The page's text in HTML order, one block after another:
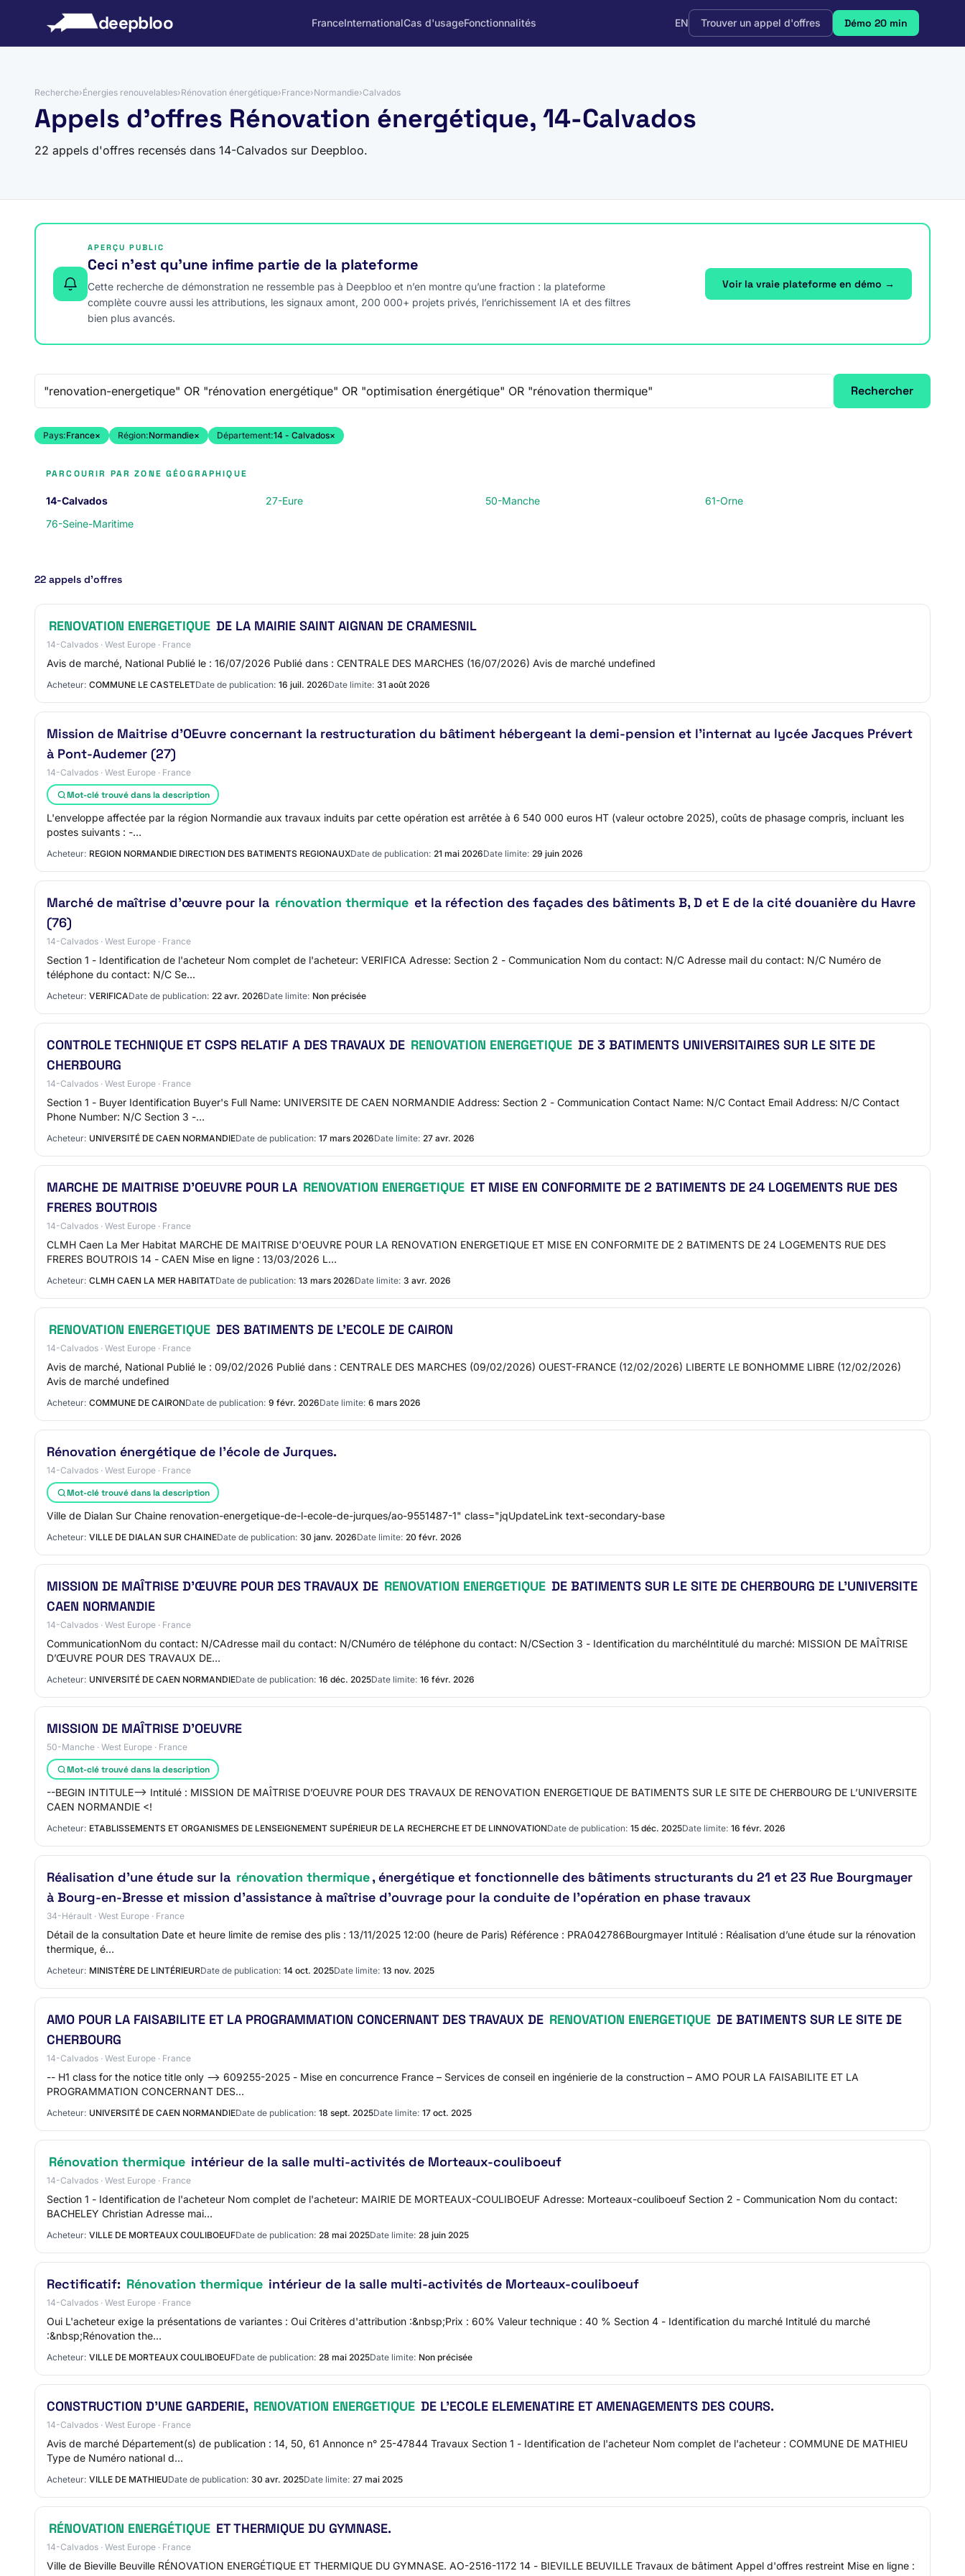
deepbloo FranceInternationalCas d'usageFonctionnalités EN Trouver un appel d'offres Démo 20 min
Recherche›Énergies renouvelables›Rénovation énergétique›France›Normandie›Calvados
Appels d'offres Rénovation énergétique, 14-Calvados
22 appels d'offres recensés dans 14-Calvados sur Deepbloo.
APERÇU PUBLIC
Ceci n’est qu’une infime partie de la plateforme
Cette recherche de démonstration ne ressemble pas à Deepbloo et n’en montre qu’une fraction : la plateforme
complète couvre aussi les attributions, les signaux amont, 200 000+ projets privés, l’enrichissement IA et des filtres
bien plus avancés.
Voir la vraie plateforme en démo →
Rechercher
Pays:France× Région:Normandie× Département:14 - Calvados×
PARCOURIR PAR ZONE GÉOGRAPHIQUE
14-Calvados 27-Eure 50-Manche
61-Orne
76-Seine-Maritime
22 appels d’offres
RENOVATION ENERGETIQUE DE LA MAIRIE SAINT AIGNAN DE CRAMESNIL
14-Calvados · West Europe · France
Avis de marché, National Publié le : 16/07/2026 Publié dans : CENTRALE DES MARCHES (16/07/2026) Avis de marché undefined
Acheteur: COMMUNE LE CASTELETDate de publication: 16 juil. 2026Date limite: 31 août 2026
Mission de Maitrise d'OEuvre concernant la restructuration du bâtiment hébergeant la demi-pension et l'internat au lycée Jacques Prévert
à Pont-Audemer (27)
14-Calvados · West Europe · France
Mot-clé trouvé dans la description
L'enveloppe affectée par la région Normandie aux travaux induits par cette opération est arrêtée à 6 540 000 euros HT (valeur octobre 2025), coûts de phasage compris, incluant les
postes suivants : -…
Acheteur: REGION NORMANDIE DIRECTION DES BATIMENTS REGIONAUXDate de publication: 21 mai 2026Date limite: 29 juin 2026
Marché de maîtrise d'œuvre pour la rénovation thermique et la réfection des façades des bâtiments B, D et E de la cité douanière du Havre
(76)
14-Calvados · West Europe · France
Section 1 - Identification de l'acheteur Nom complet de l'acheteur: VERIFICA Adresse: Section 2 - Communication Nom du contact: N/C Adresse mail du contact: N/C Numéro de
téléphone du contact: N/C Se…
Acheteur: VERIFICADate de publication: 22 avr. 2026Date limite: Non précisée
CONTROLE TECHNIQUE ET CSPS RELATIF A DES TRAVAUX DE RENOVATION ENERGETIQUE DE 3 BATIMENTS UNIVERSITAIRES SUR LE SITE DE
CHERBOURG
14-Calvados · West Europe · France
Section 1 - Buyer Identification Buyer's Full Name: UNIVERSITE DE CAEN NORMANDIE Address: Section 2 - Communication Contact Name: N/C Contact Email Address: N/C Contact
Phone Number: N/C Section 3 -…
Acheteur: UNIVERSITÉ DE CAEN NORMANDIEDate de publication: 17 mars 2026Date limite: 27 avr. 2026
MARCHE DE MAITRISE D'OEUVRE POUR LA RENOVATION ENERGETIQUE ET MISE EN CONFORMITE DE 2 BATIMENTS DE 24 LOGEMENTS RUE DES
FRERES BOUTROIS
14-Calvados · West Europe · France
CLMH Caen La Mer Habitat MARCHE DE MAITRISE D'OEUVRE POUR LA RENOVATION ENERGETIQUE ET MISE EN CONFORMITE DE 2 BATIMENTS DE 24 LOGEMENTS RUE DES
FRERES BOUTROIS 14 - CAEN Mise en ligne : 13/03/2026 L…
Acheteur: CLMH CAEN LA MER HABITATDate de publication: 13 mars 2026Date limite: 3 avr. 2026
RENOVATION ENERGETIQUE DES BATIMENTS DE L'ECOLE DE CAIRON
14-Calvados · West Europe · France
Avis de marché, National Publié le : 09/02/2026 Publié dans : CENTRALE DES MARCHES (09/02/2026) OUEST-FRANCE (12/02/2026) LIBERTE LE BONHOMME LIBRE (12/02/2026)
Avis de marché undefined
Acheteur: COMMUNE DE CAIRONDate de publication: 9 févr. 2026Date limite: 6 mars 2026
Rénovation énergétique de l'école de Jurques.
14-Calvados · West Europe · France
Mot-clé trouvé dans la description
Ville de Dialan Sur Chaine renovation-energetique-de-l-ecole-de-jurques/ao-9551487-1" class="jqUpdateLink text-secondary-base
Acheteur: VILLE DE DIALAN SUR CHAINEDate de publication: 30 janv. 2026Date limite: 20 févr. 2026
MISSION DE MAÎTRISE D’ŒUVRE POUR DES TRAVAUX DE RENOVATION ENERGETIQUE DE BATIMENTS SUR LE SITE DE CHERBOURG DE L’UNIVERSITE
CAEN NORMANDIE
14-Calvados · West Europe · France
CommunicationNom du contact: N/CAdresse mail du contact: N/CNuméro de téléphone du contact: N/CSection 3 - Identification du marchéIntitulé du marché: MISSION DE MAÎTRISE
D’ŒUVRE POUR DES TRAVAUX DE…
Acheteur: UNIVERSITÉ DE CAEN NORMANDIEDate de publication: 16 déc. 2025Date limite: 16 févr. 2026
MISSION DE MAÎTRISE D’OEUVRE
50-Manche · West Europe · France
Mot-clé trouvé dans la description
--BEGIN INTITULE--> Intitulé : MISSION DE MAÎTRISE D’OEUVRE POUR DES TRAVAUX DE RENOVATION ENERGETIQUE DE BATIMENTS SUR LE SITE DE CHERBOURG DE L’UNIVERSITE
CAEN NORMANDIE <!
Acheteur: ETABLISSEMENTS ET ORGANISMES DE LENSEIGNEMENT SUPÉRIEUR DE LA RECHERCHE ET DE LINNOVATIONDate de publication: 15 déc. 2025Date limite: 16 févr. 2026
Réalisation d’une étude sur la rénovation thermique, énergétique et fonctionnelle des bâtiments structurants du 21 et 23 Rue Bourgmayer
à Bourg-en-Bresse et mission d’assistance à maîtrise d’ouvrage pour la conduite de l’opération en phase travaux
34-Hérault · West Europe · France
Détail de la consultation Date et heure limite de remise des plis : 13/11/2025 12:00 (heure de Paris) Référence : PRA042786Bourgmayer Intitulé : Réalisation d’une étude sur la rénovation
thermique, é…
Acheteur: MINISTÈRE DE LINTÉRIEURDate de publication: 14 oct. 2025Date limite: 13 nov. 2025
AMO POUR LA FAISABILITE ET LA PROGRAMMATION CONCERNANT DES TRAVAUX DE RENOVATION ENERGETIQUE DE BATIMENTS SUR LE SITE DE
CHERBOURG
14-Calvados · West Europe · France
-- H1 class for the notice title only --> 609255-2025 - Mise en concurrence France – Services de conseil en ingénierie de la construction – AMO POUR LA FAISABILITE ET LA
PROGRAMMATION CONCERNANT DES…
Acheteur: UNIVERSITÉ DE CAEN NORMANDIEDate de publication: 18 sept. 2025Date limite: 17 oct. 2025
Rénovation thermique intérieur de la salle multi-activités de Morteaux-couliboeuf
14-Calvados · West Europe · France
Section 1 - Identification de l'acheteur Nom complet de l'acheteur: MAIRIE DE MORTEAUX-COULIBOEUF Adresse: Morteaux-couliboeuf Section 2 - Communication Nom du contact:
BACHELEY Christian Adresse mai…
Acheteur: VILLE DE MORTEAUX COULIBOEUFDate de publication: 28 mai 2025Date limite: 28 juin 2025
Rectificatif: Rénovation thermique intérieur de la salle multi-activités de Morteaux-couliboeuf
14-Calvados · West Europe · France
Oui L'acheteur exige la présentations de variantes : Oui Critères d'attribution :&nbsp;Prix : 60% Valeur technique : 40 % Section 4 - Identification du marché Intitulé du marché
:&nbsp;Rénovation the…
Acheteur: VILLE DE MORTEAUX COULIBOEUFDate de publication: 28 mai 2025Date limite: Non précisée
CONSTRUCTION D'UNE GARDERIE, RENOVATION ENERGETIQUE DE L'ECOLE ELEMENATIRE ET AMENAGEMENTS DES COURS.
14-Calvados · West Europe · France
Avis de marché Département(s) de publication : 14, 50, 61 Annonce n° 25-47844 Travaux Section 1 - Identification de l'acheteur Nom complet de l'acheteur : COMMUNE DE MATHIEU
Type de Numéro national d…
Acheteur: VILLE DE MATHIEUDate de publication: 30 avr. 2025Date limite: 27 mai 2025
RÉNOVATION ENERGÉTIQUE ET THERMIQUE DU GYMNASE.
14-Calvados · West Europe · France
Ville de Bieville Beuville RÉNOVATION ENERGÉTIQUE ET THERMIQUE DU GYMNASE. AO-2516-1172 14 - BIEVILLE BEUVILLE Travaux de bâtiment Appel d'offres restreint Mise en ligne :